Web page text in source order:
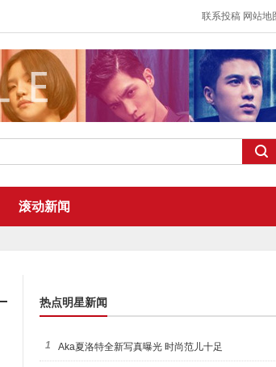
联系投稿 网站地
滚动新闻
热点明星新闻
1 Aka夏洛特全新写真曝光 时尚范儿十足